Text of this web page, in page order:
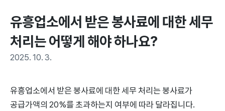
유흥업소에서 받은 봉사료에 대한 세무
처리는 어떻게 해야 하나요?
2025. 10. 3.
유흥업소에서 받은 봉사료에 대한 세무 처리는 봉사료가
공급가액의 20%를 초과하는지 여부에 따라 달라집니다.